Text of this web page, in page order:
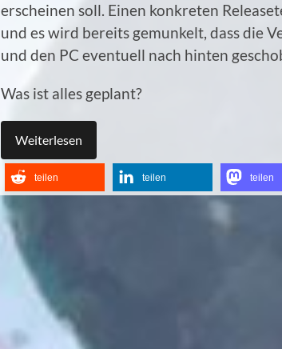
erscheinen soll. Einen konkreten
und es wird bereits gemunkelt, dass die
und den PC eventuell nach hinten
Was ist alles geplant?
Weiterlesen
teilen teilen teilen